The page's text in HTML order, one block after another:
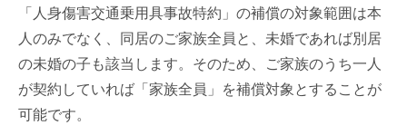
「人身傷害交通乗用具事故特約」の補償の対象範囲は本
人のみでなく、同居のご家族全員と、未婚であれば別居
の未婚の子も該当します。そのため、ご家族のうち一人
が契約していれば「家族全員」を補償対象とすることが
可能です。